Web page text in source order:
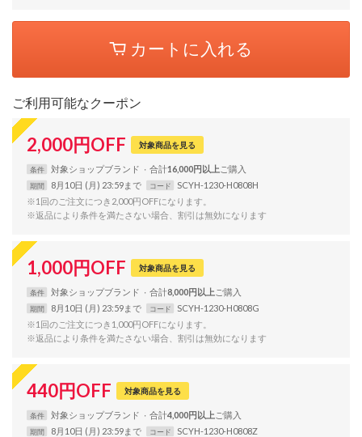
カートに入れる
ご利用可能なクーポン
2,000円OFF 対象商品を見る
条件 対象ショップブランド 合計16,000円以上
期間 8月10日 (月) 23:59まで コード
SCYH-1230-H0808H
※1回のご注文につき2,000円OFFになります。
※返品により条件を満たさない場合、割引は無効になります
1,000円OFF 対象商品を見る
条件 対象ショップブランド 合計8,000円以上
期間 8月10日 (月) 23:59まで コード
SCYH-1230-H0808G
※1回のご注文につき1,000円OFFになります。
※返品により条件を満たさない場合、割引は無効になります
440円OFF 対象商品を見る
条件 対象ショップブランド 合計4,000円以上
期間 8月10日 (月) 23:59まで コード
SCYH-1230-H0808Z